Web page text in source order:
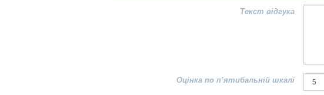
Текст відгука
Оцінка по п’ятибальній шкалі